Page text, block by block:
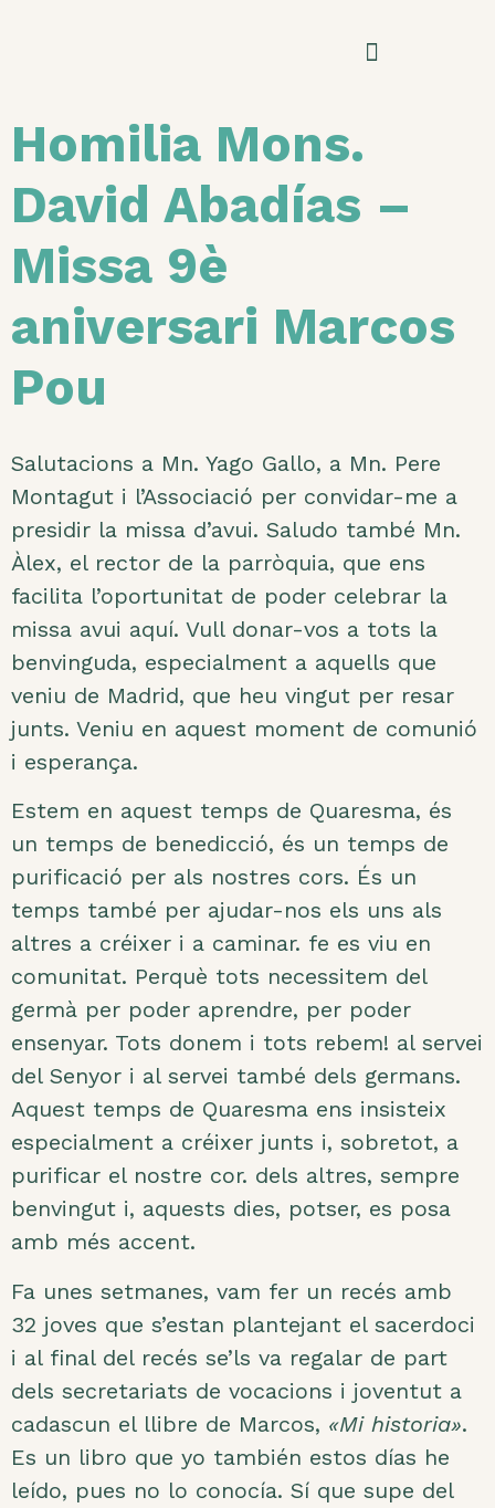
Homilia Mons.
David Abadías –
Missa 9è
aniversari Marcos
Pou
Salutacions a Mn. Yago Gallo, a Mn. Pere
Montagut i l’Associació per convidar-me a
presidir la missa d’avui. Saludo també Mn.
Àlex, el rector de la parròquia, que ens
facilita l’oportunitat de poder celebrar la
missa avui aquí. Vull donar-vos a tots la
benvinguda, especialment a aquells que
veniu de Madrid, que heu vingut per resar
junts. Veniu en aquest moment de comunió
i esperança.
Estem en aquest temps de Quaresma, és
un temps de benedicció, és un temps de
purificació per als nostres cors. És un
temps també per ajudar-nos els uns als
altres a créixer i a caminar. fe es viu en
comunitat. Perquè tots necessitem del
germà per poder aprendre, per poder
ensenyar. Tots donem i tots rebem! al servei
del Senyor i al servei també dels germans.
Aquest temps de Quaresma ens insisteix
especialment a créixer junts i, sobretot, a
purificar el nostre cor. dels altres, sempre
benvingut i, aquests dies, potser, es posa
amb més accent.
Fa unes setmanes, vam fer un recés amb
32 joves que s’estan plantejant el sacerdoci
i al final del recés se’ls va regalar de part
dels secretariats de vocacions i joventut a
cadascun el llibre de Marcos, «Mi historia».
Es un libro que yo también estos días he
leído, pues no lo conocía. Sí que supe del